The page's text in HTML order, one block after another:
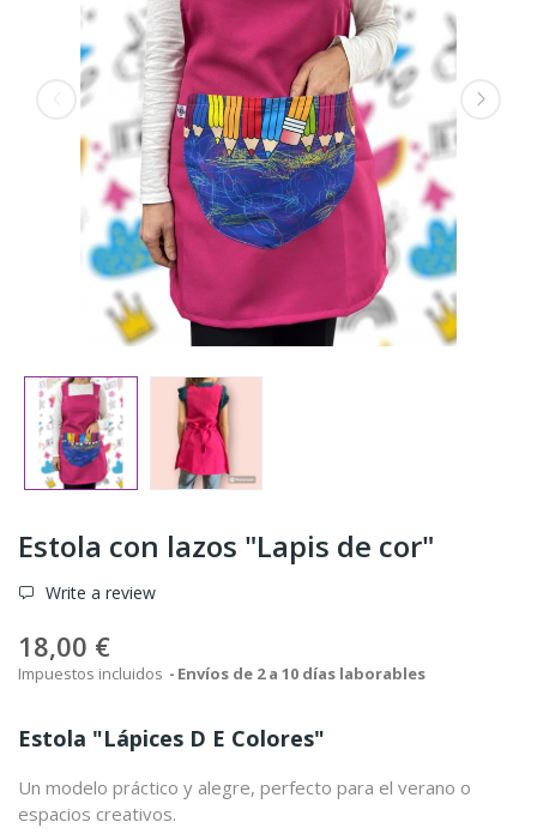
Estola con lazos "Lapis de cor"
Write a review
18,00 €
Impuestos incluidos Envíos de 2 a 10 días laborables
Estola "Lápices D E Colores"
Un modelo práctico y alegre, perfecto para el verano o
espacios creativos.